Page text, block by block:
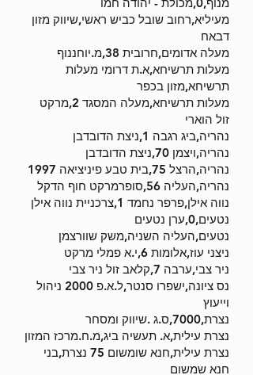
מעיליא,רחוב שובל כביש ראשי,שיווק מזון
דבאח
מעלה אדומים,חרובית 38,מ.יוחננוף
מעלות תרשיחא,א.ת דרומי מעלות
תרשיחא,מזון בכפר
מעלות תרשיחא,מעלה המסגד 2,מרקט
זול הוארי
נהריה,ביג רגבה 1,ניצת הדובדבן
נהריה,ויצמן 70,ניצת הדובדבן
נהריה,הרצל 75,בית טבע פיניציאה 1997
נהריה,העליה 56,סופרמרקט חוף הדקל
נווה אילן,פרפר נחמד 1,צרכניית נווה אילן
נטעים,0,ערן נטעים
נטעים,העליה השניה,משק שוורצמן
ניצני עוז,אלומות 6,י.א פמלי מרקט
ניר צבי,ערבה 7,קלאב זול ניר צבי
נס ציונה,ישפרו סנטר,ל.א.פ 2000 ניהול
וייעוץ
נצרת,7000,ס.ג .שיווק ומסחר
נצרת עילית,א. תעשיה ביג,מ.ח.מרכז המזון
נצרת עילית,חנא שומשום 75 נצרת,בני
חנא שמשום